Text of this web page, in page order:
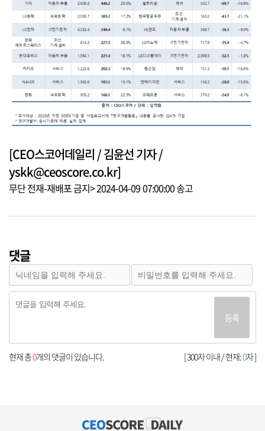
[CEO스코어데일리 / 김윤선 기자 /
yskk@ceoscore.co.kr]
무단 전재-재배포 금지> 2024-04-09 07:00:00 송고
댓글
등록
[ 300자 이내 / 현재:0자 ]
현재 총0개의 댓글이 있습니다.